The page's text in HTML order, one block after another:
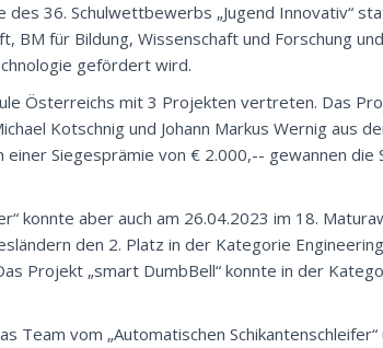
des 36. Schulwettbewerbs „Jugend Innovativ“
BM für Bildung, Wissenschaft und Forschung
gefördert wird.
Österreichs mit 3 Projekten vertreten. Das
Kotschnig und Johann Markus Wernig aus
Siegesprämie von € 2.000,-- gewannen die
konnte aber auch am 26.04.2023 im 18.
den 2. Platz in der Kategorie
Projekt „smart DumbBell“ konnte in der
Team vom „Automatischen